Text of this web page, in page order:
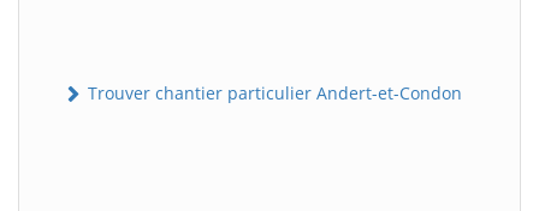
Trouver chantier particulier Andert-et-Condon